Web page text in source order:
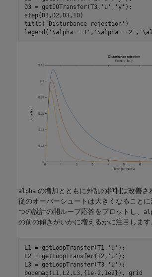
D3 = getIOTransfer(T3, 'u' , 'y' );
step(D1,D2,D3,10)
title( 'Disturbance rejection' )
legend( '\alpha = 1' , '\alpha = 2' ,
alpha の増加とともに外乱の抑制は改善さ
従のオーバーシュートは大きくなること
つの設計の開ループ応答をプロットし、
の前の傾きがいかに増えるかに注目します
L1 = getLoopTransfer(T1, 'u' );
L2 = getLoopTransfer(T2, 'u' );
L3 = getLoopTransfer(T3, 'u' );
bodemag(L1,L2,L3,{1e-2,1e2}), grid